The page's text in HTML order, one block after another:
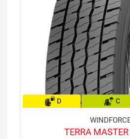
D C
TERRA